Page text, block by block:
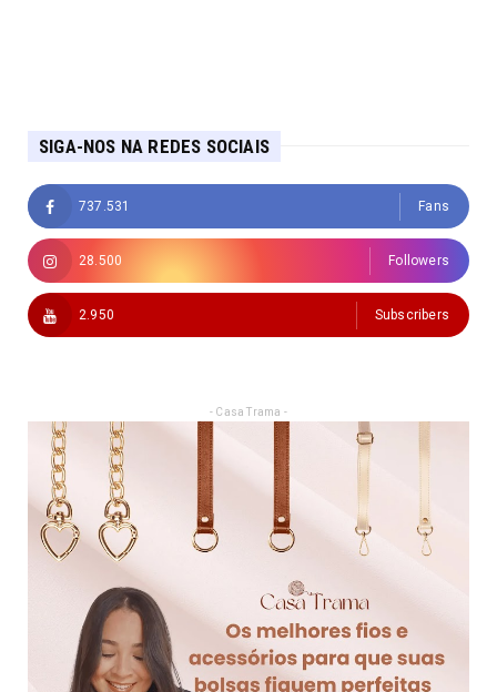
SIGA-NOS NA REDES SOCIAIS
737.531 Fans
28.500 Followers
2.950 Subscribers
- Casa Trama -